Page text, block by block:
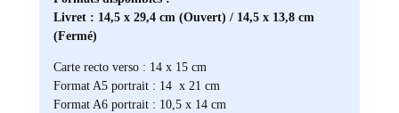
Livret : 14,5 x 29,4 cm (Ouvert) / 14,5 x 13,8 cm
(Fermé)
Carte recto verso : 14 x 15 cm
Format A5 portrait : 14 x 21 cm
Format A6 portrait : 10,5 x 14 cm